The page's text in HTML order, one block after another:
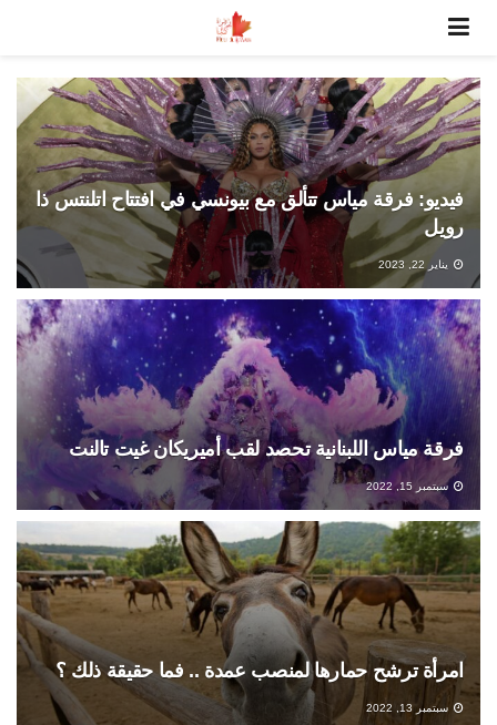
فيديو: فرقة مياس تتألق مع بيونسي في افتتاح اتلنتس ذا
رويل
يناير 22, 2023
فرقة مياس اللبنانية تحصد لقب أميريكان غيت تالنت
سبتمبر 15, 2022
امرأة ترشح حمارها لمنصب عمدة .. فما حقيقة ذلك ؟
سبتمبر 13, 2022